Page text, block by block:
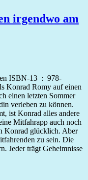
irgendwo am
einen letzten Sommer
verleben zu können.
ist Konrad alles andere
Mitfahrapp auch noch
Konrad glücklich. Aber
zu sein. Die
Jeder trägt Geheimnisse